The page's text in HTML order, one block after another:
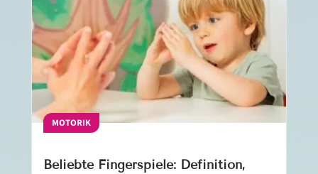
MOTORIK
Beliebte Fingerspiele: Definition,